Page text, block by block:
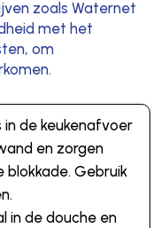
zoals Waternet
met het
om
in de keukenafvoer
en zorgen
Gebruik
in de douche en